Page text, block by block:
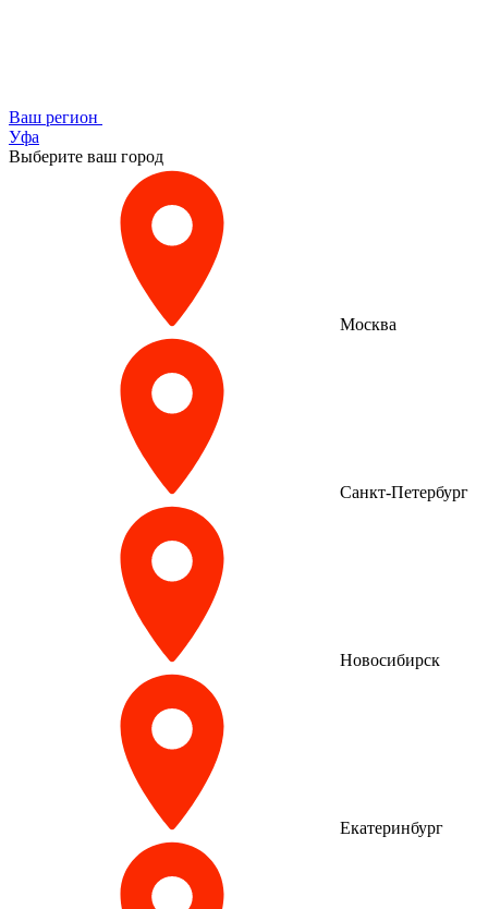
Ваш регион
Уфа
Выберите ваш город
Москва
Санкт-Петербург
Новосибирск
Екатеринбург